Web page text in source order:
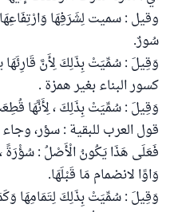
وقيل : سميت لِشَرَفِهَا
سُورٌ.
وَقِيلَ : سُمِّيَتْ بِذَلِكَ لِأَنَّ
كسور البناء بغير همزة .
وَقِيلَ : سُمِّيَتْ بِذَلِكَ ، لِأَنَّهَا
قول العرب للبقية : سؤر، وجاء
فَعَلَى هَذَا يَكُونُ الْأَصْلُ : سُؤْرَةً
وَاوًا لانضمام مَا قَبْلَهَا.
وَقِيلَ : سُمِّيَتْ بِذَلِكَ لِتَمَامِهَا